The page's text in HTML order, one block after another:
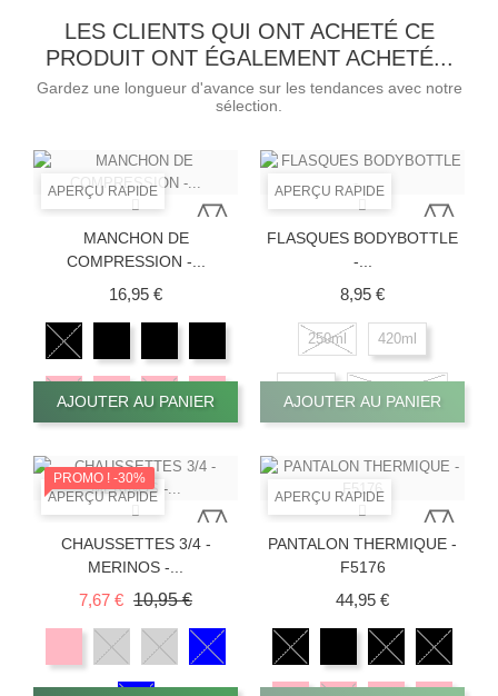
LES CLIENTS QUI ONT ACHETÉ CE
PRODUIT ONT ÉGALEMENT ACHETÉ...
Gardez une longueur d'avance sur les tendances avec notre
sélection.
APERÇU RAPIDE
MANCHON DE
COMPRESSION -...
16,95 €Prix
AJOUTER AU PANIER
APERÇU RAPIDE
FLASQUES BODYBOTTLE
-...
8,95 €Prix
250ml 420ml
AJOUTER AU PANIER
APERÇU RAPIDE
PROMO ! -30%
CHAUSSETTES 3/4 -
MERINOS -...
7,67 € Prix de base
10,95 €Prix
APERÇU RAPIDE
PANTALON THERMIQUE -
F5176
44,95 €Prix